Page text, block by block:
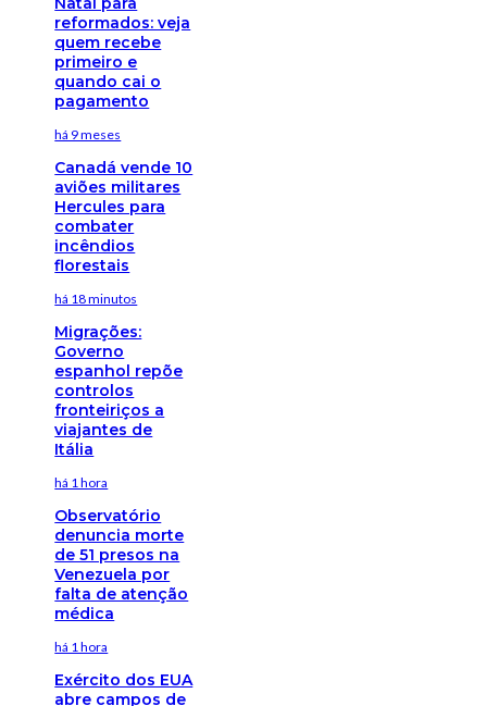
reformados: veja
quem recebe
primeiro e
quando cai o
pagamento
há 9 meses
Canadá vende 10
aviões militares
Hercules para
combater
incêndios
florestais
há 18 minutos
Migrações:
Governo
espanhol repõe
controlos
fronteiriços a
viajantes de
Itália
há 1 hora
Observatório
denuncia morte
de 51 presos na
Venezuela por
falta de atenção
médica
há 1 hora
Exército dos EUA
abre campos de